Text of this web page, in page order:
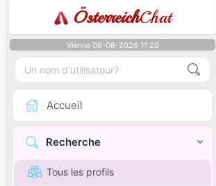
ÖsterreichChat
Vienna 06-08-2026 11:20
Accueil
Recherche
Tous les profils